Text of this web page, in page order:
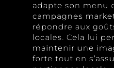
adapte son menu
campagnes
répondre aux
locales. Cela lui
maintenir une
forte tout en